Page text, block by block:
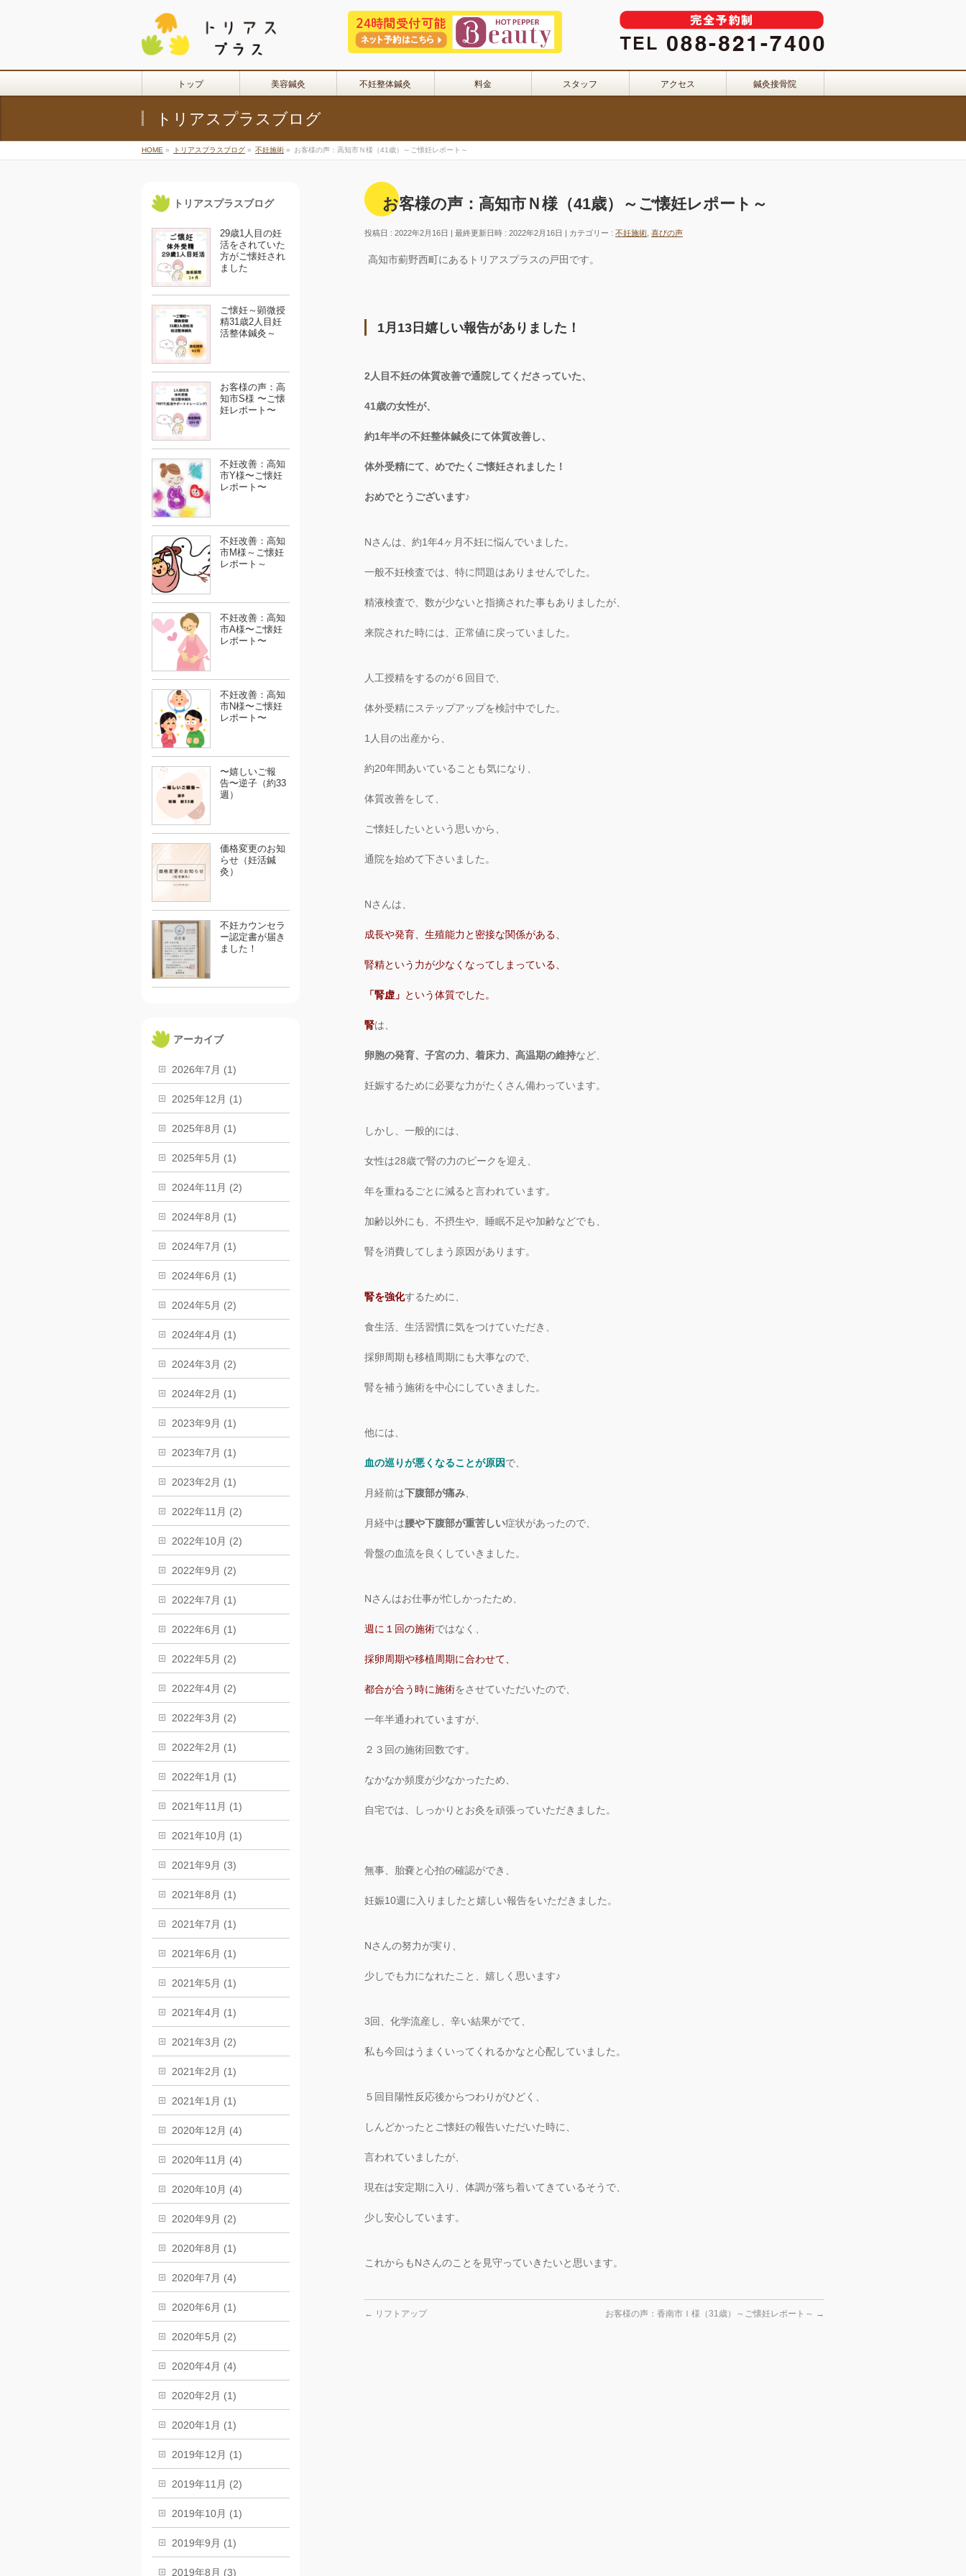
トップ 美容鍼灸 不妊整体鍼灸 料金 スタッフ アクセス 鍼灸接骨院
トリアスプラスブログ
HOME » トリアスプラスブログ » 不妊施術 » お客様の声：高知市Ｎ様（41歳）～ご懐妊レポート～
お客様の声：高知市Ｎ様（41歳）～ご懐妊レポート～
投稿日 : 2022年2月16日 最終更新日時 : 2022年2月16日 カテゴリー : 不妊施術 喜びの声
高知市薊野西町にあるトリアスプラスの戸田です。
1月13日嬉しい報告がありました！
2人目不妊の体質改善で通院してくださっていた、
41歳の女性が、
約1年半の不妊整体鍼灸にて体質改善し、
体外受精にて、めでたくご懐妊されました！
おめでとうございます♪
Nさんは、約1年4ヶ月不妊に悩んでいました。
一般不妊検査では、特に問題はありませんでした。
精液検査で、数が少ないと指摘された事もありましたが、
来院された時には、正常値に戻っていました。
人工授精をするのが６回目で、
体外受精にステップアップを検討中でした。
1人目の出産から、
約20年間あいていることも気になり、
体質改善をして、
ご懐妊したいという思いから、
通院を始めて下さいました。
Nさんは、
成長や発育、生殖能力と密接な関係がある、
腎精という力が少なくなってしまっている、
「腎虚」 という体質でした。
腎は、
卵胞の発育、子宮の力、着床力、高温期の維持など、
妊娠するために必要な力がたくさん備わっています。
しかし、一般的には、
女性は28歳で腎の力のピークを迎え、
年を重ねるごとに減ると言われています。
加齢以外にも、不摂生や、睡眠不足や加齢などでも、
腎を消費してしまう原因があります。
腎を強化するために、
食生活、生活習慣に気をつけていただき、
採卵周期も移植周期にも大事なので、
腎を補う施術を中心にしていきました。
他には、
血の巡りが悪くなることが原因で、
月経前は下腹部が痛み、
月経中は腰や下腹部が重苦しい症状があったので、
骨盤の血流を良くしていきました。
Nさんはお仕事が忙しかったため、
週に１回の施術ではなく、
採卵周期や移植周期に合わせて、
都合が合う時に施術をさせていただいたので、
一年半通われていますが、
２３回の施術回数です。
なかなか頻度が少なかったため、
自宅では、しっかりとお灸を頑張っていただきました。
無事、胎嚢と心拍の確認ができ、
妊娠10週に入りましたと嬉しい報告をいただきました。
Nさんの努力が実り、
少しでも力になれたこと、嬉しく思います♪
3回、化学流産し、辛い結果がでて、
私も今回はうまくいってくれるかなと心配していました。
５回目陽性反応後からつわりがひどく、
しんどかったとご懐妊の報告いただいた時に、
言われていましたが、
現在は安定期に入り、体調が落ち着いてきているそうで、
少し安心しています。
これからもNさんのことを見守っていきたいと思います。
← リフトアップ お客様の声：香南市Ｉ様（31歳）～ご懐妊レポート～ →
トリアスプラスブログ
29歳1人目の妊
活をされていた
方がご懐妊され
ました
ご懐妊～顕微授
精31歳2人目妊
活整体鍼灸～
お客様の声：高
知市S様 〜ご懐
妊レポート〜
不妊改善：高知
市Y様〜ご懐妊
レポート〜
不妊改善：高知
市M様～ご懐妊
レポート～
不妊改善：高知
市A様〜ご懐妊
レポート〜
不妊改善：高知
市N様〜ご懐妊
レポート〜
〜嬉しいご報
告〜逆子（約33
週）
価格変更のお知
らせ（妊活鍼
灸）
不妊カウンセラ
ー認定書が届き
ました！
アーカイブ
2026年7月 (1)
2025年12月 (1)
2025年8月 (1)
2025年5月 (1)
2024年11月 (2)
2024年8月 (1)
2024年7月 (1)
2024年6月 (1)
2024年5月 (2)
2024年4月 (1)
2024年3月 (2)
2024年2月 (1)
2023年9月 (1)
2023年7月 (1)
2023年2月 (1)
2022年11月 (2)
2022年10月 (2)
2022年9月 (2)
2022年7月 (1)
2022年6月 (1)
2022年5月 (2)
2022年4月 (2)
2022年3月 (2)
2022年2月 (1)
2022年1月 (1)
2021年11月 (1)
2021年10月 (1)
2021年9月 (3)
2021年8月 (1)
2021年7月 (1)
2021年6月 (1)
2021年5月 (1)
2021年4月 (1)
2021年3月 (2)
2021年2月 (1)
2021年1月 (1)
2020年12月 (4)
2020年11月 (4)
2020年10月 (4)
2020年9月 (2)
2020年8月 (1)
2020年7月 (4)
2020年6月 (1)
2020年5月 (2)
2020年4月 (4)
2020年2月 (1)
2020年1月 (1)
2019年12月 (1)
2019年11月 (2)
2019年10月 (1)
2019年9月 (1)
2019年8月 (3)